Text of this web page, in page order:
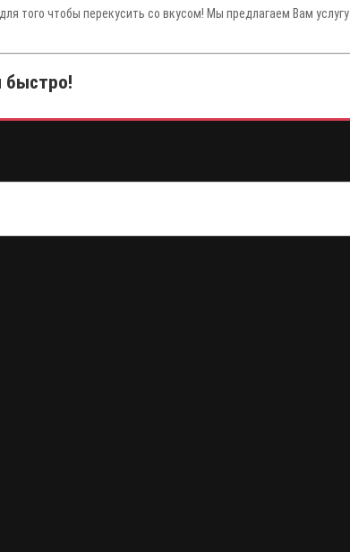
того чтобы перекусить со вкусом! Мы предлагаем Вам услугу
быстро!